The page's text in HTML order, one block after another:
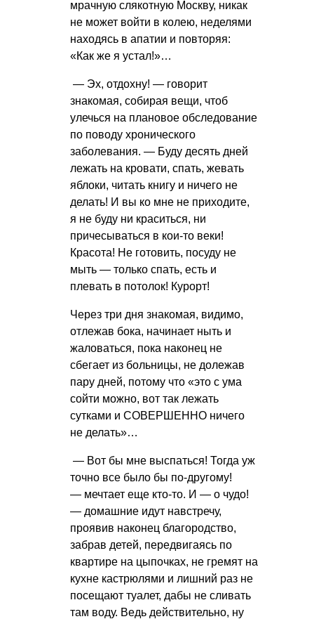
мрачную слякотную Москву, никак
не может войти в колею, неделями
находясь в апатии и повторяя:
«Как же я устал!»…
— Эх, отдохну! — говорит
знакомая, собирая вещи, чтоб
улечься на плановое обследование
по поводу хронического
заболевания. — Буду десять дней
лежать на кровати, спать, жевать
яблоки, читать книгу и ничего не
делать! И вы ко мне не приходите,
я не буду ни краситься, ни
причесываться в кои-то веки!
Красота! Не готовить, посуду не
мыть — только спать, есть и
плевать в потолок! Курорт!
Через три дня знакомая, видимо,
отлежав бока, начинает ныть и
жаловаться, пока наконец не
сбегает из больницы, не долежав
пару дней, потому что «это с ума
сойти можно, вот так лежать
сутками и СОВЕРШЕННО ничего
не делать»…
— Вот бы мне выспаться! Тогда уж
точно все было бы по-другому!
— мечтает еще кто-то. И — о чудо!
— домашние идут навстречу,
проявив наконец благородство,
забрав детей, передвигаясь по
квартире на цыпочках, не гремят на
кухне кастрюлями и лишний раз не
посещают туалет, дабы не сливать
там воду. Ведь действительно, ну